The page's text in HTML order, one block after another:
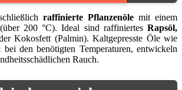
raffinierte Pflanzenöle mit einem
200 °C). Ideal sind raffiniertes Rapsöl,
Kokosfett (Palmin). Kaltgepresste Öle wie
den benötigten Temperaturen, entwickeln
Rauch.